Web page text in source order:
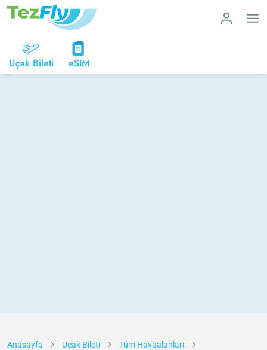
Uçak Bileti eSIM
Anasayfa Uçak Bileti
Tüm Havaalanları